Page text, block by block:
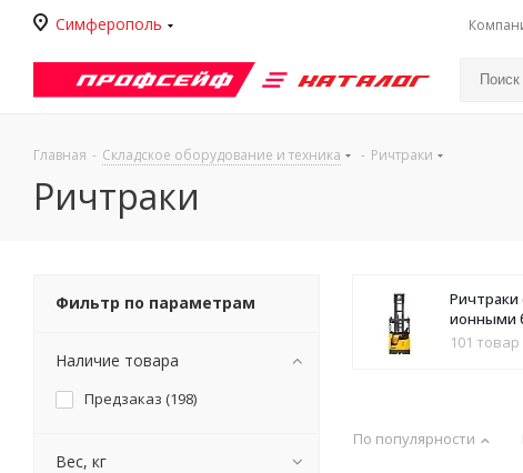
Симферополь
Каталог
Главная - Складское оборудование и техника - Ричтраки
Ричтраки
Ричтраки
ионными
101 товар
По популярности
Фильтр по параметрам
Наличие товара
Предзаказ (198)
Вес, кг